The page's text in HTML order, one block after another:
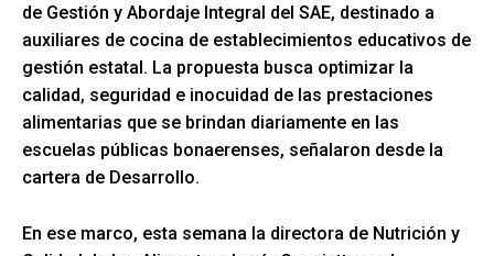
de Gestión y Abordaje Integral del SAE, destinado a
auxiliares de cocina de establecimientos educativos de
gestión estatal. La propuesta busca optimizar la
calidad, seguridad e inocuidad de las prestaciones
alimentarias que se brindan diariamente en las
escuelas públicas bonaerenses, señalaron desde la
cartera de Desarrollo.
En ese marco, esta semana la directora de Nutrición y